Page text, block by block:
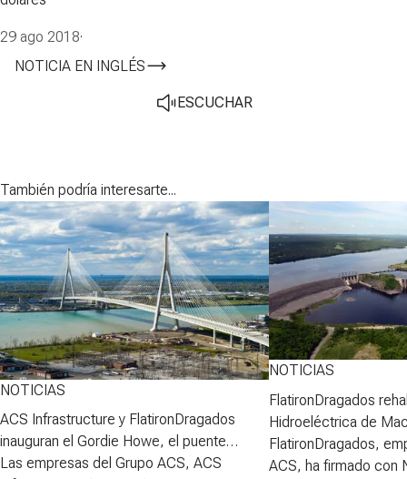
29 ago 2018·
NOTICIA EN INGLÉS
ESCUCHAR
También podría interesarte...
NOTICIAS
ACS Infrastructure y FlatironDragados
inauguran el Gordie Howe, el puente
atirantado más largo de Norteamérica
Las empresas del Grupo ACS, ACS
NOTICIAS
FlatironDragados
Hidroeléctrica de
FlatironDragados,
ACS, ha firmado con